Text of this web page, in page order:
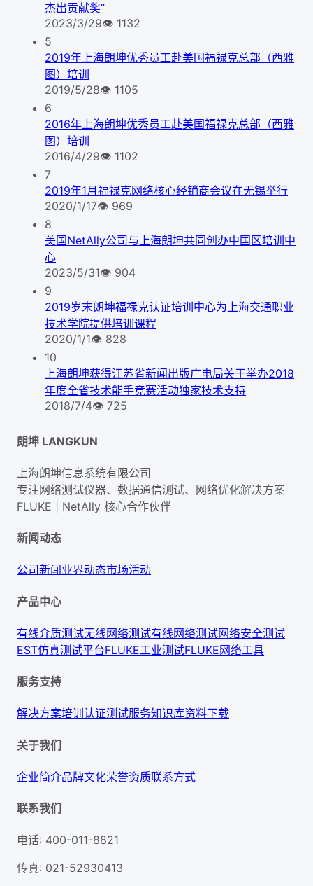
杰出贡献奖”
2023/3/29👁 1132
5
2019年上海朗坤优秀员工赴美国福禄克总部（西雅
图）培训
2019/5/28👁 1105
6
2016年上海朗坤优秀员工赴美国福禄克总部（西雅
图）培训
2016/4/29👁 1102
7
2019年1月福禄克网络核心经销商会议在无锡举行
2020/1/17👁 969
8
美国NetAlly公司与上海朗坤共同创办中国区培训中
心
2023/5/31👁 904
9
2019岁末朗坤福禄克认证培训中心为上海交通职业
技术学院提供培训课程
2020/1/1👁 828
10
上海朗坤获得江苏省新闻出版广电局关于举办2018
年度全省技术能手竞赛活动独家技术支持
2018/7/4👁 725
朗坤 LANGKUN
上海朗坤信息系统有限公司
专注网络测试仪器、数据通信测试、网络优化解决方案
FLUKE | NetAlly 核心合作伙伴
新闻动态
公司新闻业界动态市场活动
产品中心
有线介质测试无线网络测试有线网络测试网络安全测试
EST仿真测试平台FLUKE工业测试FLUKE网络工具
服务支持
解决方案培训认证测试服务知识库资料下载
关于我们
企业简介品牌文化荣誉资质联系方式
联系我们
电话: 400-011-8821
传真: 021-52930413